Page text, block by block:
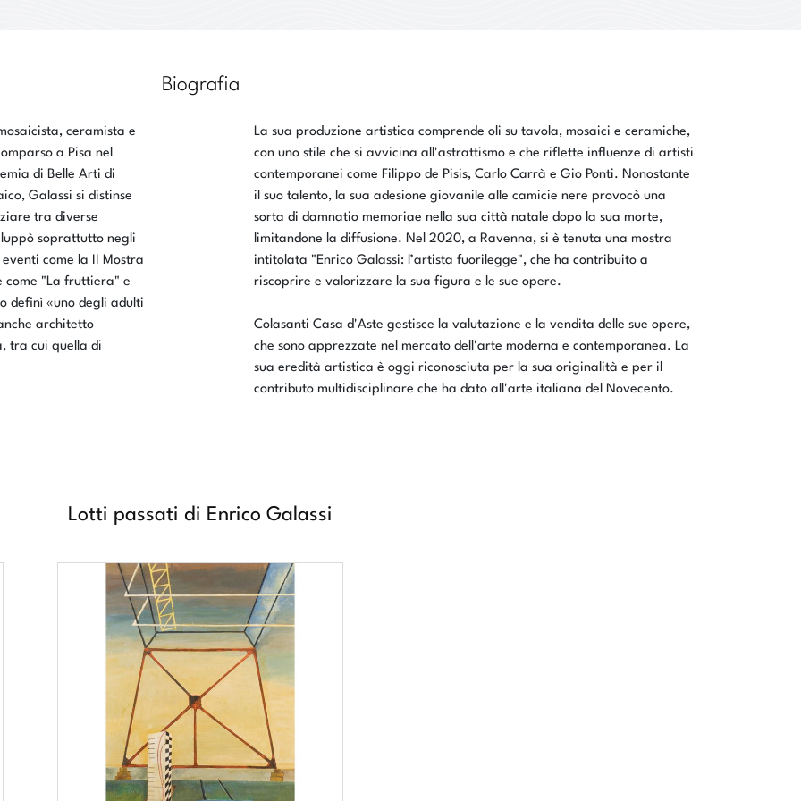
Biografia
ceramista e
a Pisa nel
di Belle Arti di
Galassi si distinse
tra diverse
soprattutto negli
come la II Mostra
come "La fruttiera" e
definì «uno degli adulti
architetto
tra cui quella di
La sua produzione artistica comprende oli su tavola, mosaici e ceramiche,
con uno stile che si avvicina all'astrattismo e che riflette influenze di artisti
contemporanei come Filippo de Pisis, Carlo Carrà e Gio Ponti. Nonostante
il suo talento, la sua adesione giovanile alle camicie nere provocò una
sorta di damnatio memoriae nella sua città natale dopo la sua morte,
limitandone la diffusione. Nel 2020, a Ravenna, si è tenuta una mostra
intitolata "Enrico Galassi: l’artista fuorilegge", che ha contribuito a
riscoprire e valorizzare la sua figura e le sue opere.
Colasanti Casa d'Aste gestisce la valutazione e la vendita delle sue opere,
che sono apprezzate nel mercato dell'arte moderna e contemporanea. La
sua eredità artistica è oggi riconosciuta per la sua originalità e per il
contributo multidisciplinare che ha dato all'arte italiana del Novecento.
Lotti passati di Enrico Galassi